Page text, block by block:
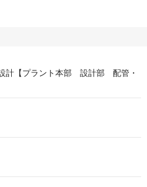
計【プラント本部 設計部 配管・